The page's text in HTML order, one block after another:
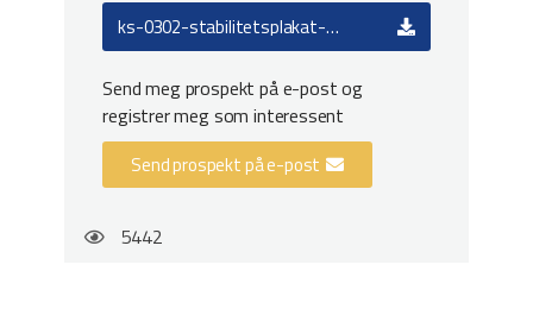
ks-0302-stabilitetsplakat-
Herlendingen LH 4138 Krabbefiske
Send meg prospekt på e-post og
registrer meg som interessent
Send prospekt på e-post
5442